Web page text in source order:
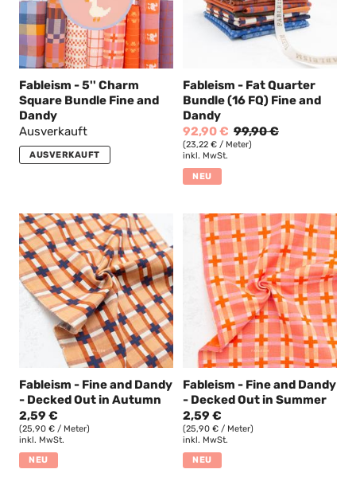
Fableism - 5'' Charm
Square Bundle Fine and
Dandy
Ausverkauft
AUSVERKAUFT
Fableism - Fat Quarter
Bundle (16 FQ) Fine and
Dandy
92,90 € 99,90 €
(23,22 € / Meter)
inkl. MwSt.
NEU
Fableism - Fine and Dandy
- Decked Out in Autumn
2,59 €
(25,90 € / Meter)
inkl. MwSt.
NEU
Fableism - Fine and Dandy
- Decked Out in Summer
2,59 €
(25,90 € / Meter)
inkl. MwSt.
NEU